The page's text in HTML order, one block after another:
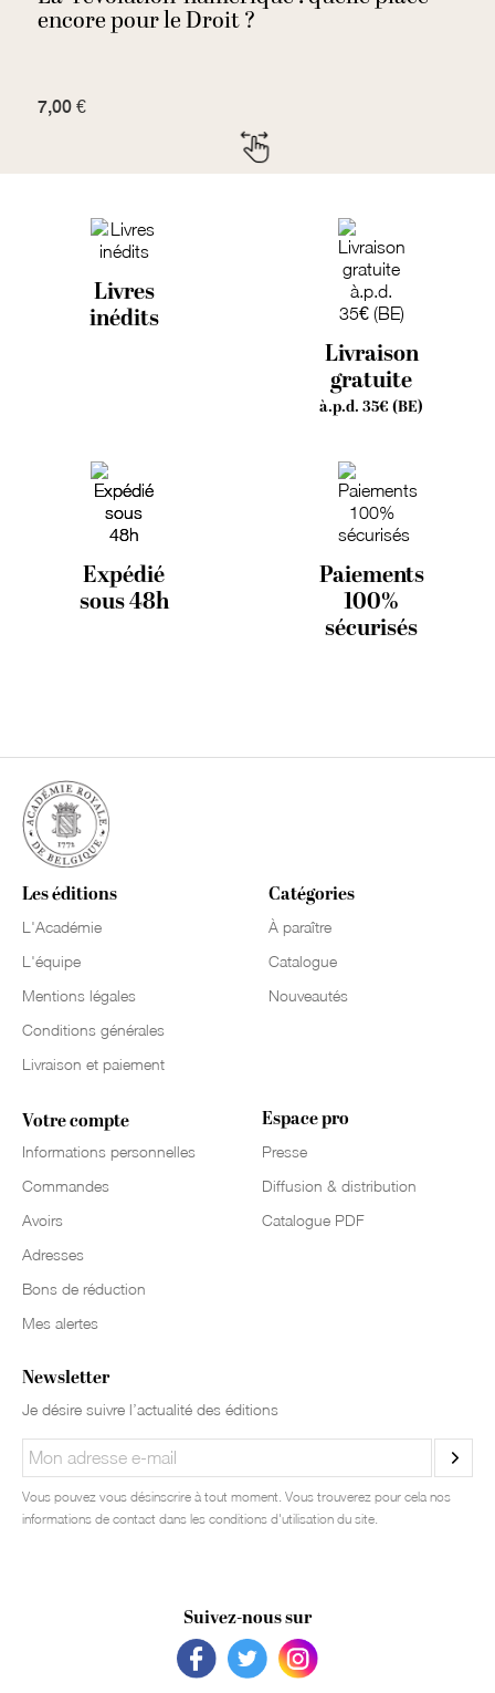
encore pour le Droit ?
7,00 €
Livres
inédits
Livraison
gratuite
à.p.d. 35€ (BE)
Expédié
sous 48h
Paiements
100%
sécurisés
Les éditions
L'Académie
L'équipe
Mentions légales
Conditions générales
Livraison et paiement
Catégories
À paraître
Catalogue
Nouveautés
Votre compte
Informations personnelles
Commandes
Avoirs
Adresses
Bons de réduction
Mes alertes
Espace pro
Presse
Diffusion & distribution
Catalogue PDF
Newsletter
Je désire suivre l’actualité des éditions
Vous pouvez vous désinscrire à tout moment. Vous trouverez pour cela nos
informations de contact dans les conditions d'utilisation du site.
Suivez-nous sur